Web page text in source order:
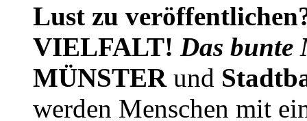
Lust zu
VIELFALT! Das bunte
MÜNSTERund
werden Menschen mit